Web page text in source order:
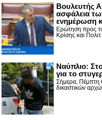
Βουλευτής
ασφάλεια
ενημέρωση
Ερώτηση προς
Κρίσης και Πολιτ...
Nαύπλιο:
για το
Σήμερα, Πέμπτη
δικαστικών αρχών